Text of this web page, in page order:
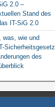
2.0 –
Stand des
IT-SiG 2.0
was, wie und
Sicherheitsgesetz
des